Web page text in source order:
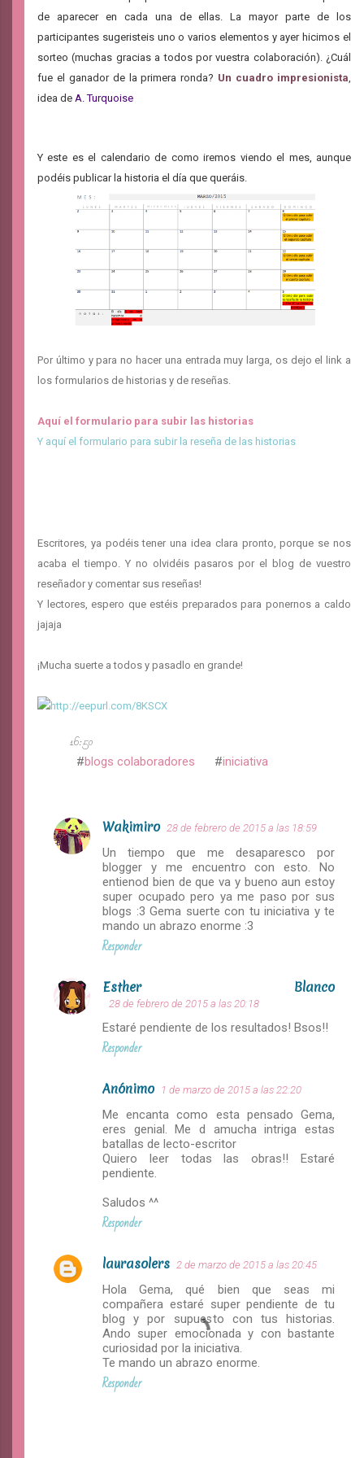
de aparecer en cada una de ellas. La mayor parte de los
participantes sugeristeis uno o varios elementos y ayer hicimos el
sorteo (muchas gracias a todos por vuestra colaboración). ¿Cuál
fue el ganador de la primera ronda? Un cuadro impresionista,
idea de A. Turquoise
Y este es el calendario de como iremos viendo el mes, aunque
podéis publicar la historia el día que queráis.
Por último y para no hacer una entrada muy larga, os dejo el link a
los formularios de historias y de reseñas.
Aquí el formulario para subir las historias
Y aquí el formulario para subir la reseña de las historias
Escritores, ya podéis tener una idea clara pronto, porque se nos
acaba el tiempo. Y no olvidéis pasaros por el blog de vuestro
reseñador y comentar sus reseñas!
Y lectores, espero que estéis preparados para ponernos a caldo
jajaja
¡Mucha suerte a todos y pasadlo en grande!
16:50
blogs colaboradores iniciativa
C
o
r
Wakimiro 28 de febrero de 2015 a las 18:59
Un tiempo que me desaparesco por
blogger y me encuentro con esto. No
entienod bien de que va y bueno aun estoy
super ocupado pero ya me paso por sus
blogs :3 Gema suerte con tu iniciativa y te
mando un abrazo enorme :3
Responder
Esther Blanco
28 de febrero de 2015 a las 20:18
Estaré pendiente de los resultados! Bsos!!
Responder
Anónimo 1 de marzo de 2015 a las 22:20
Me encanta como esta pensado Gema,
eres genial. Me d amucha intriga estas
batallas de lecto-escritor
Quiero leer todas las obras!! Estaré
pendiente.
Saludos ^^
Responder
laurasolers 2 de marzo de 2015 a las 20:45
Hola Gema, qué bien que seas mi
compañera estaré super pendiente de tu
blog y por supuesto con tus historias.
Ando super emocionada y con bastante
curiosidad por la iniciativa.
Te mando un abrazo enorme.
Responder